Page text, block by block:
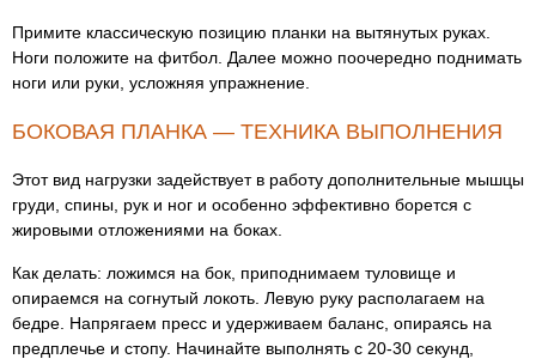
Примите классическую позицию планки на вытянутых руках.
Ноги положите на фитбол. Далее можно поочередно поднимать
ноги или руки, усложняя упражнение.
БОКОВАЯ ПЛАНКА — ТЕХНИКА ВЫПОЛНЕНИЯ
Этот вид нагрузки задействует в работу дополнительные мышцы
груди, спины, рук и ног и особенно эффективно борется с
жировыми отложениями на боках.
Как делать: ложимся на бок, приподнимаем туловище и
опираемся на согнутый локоть. Левую руку располагаем на
бедре. Напрягаем пресс и удерживаем баланс, опираясь на
предплечье и стопу. Начинайте выполнять с 20-30 секунд,